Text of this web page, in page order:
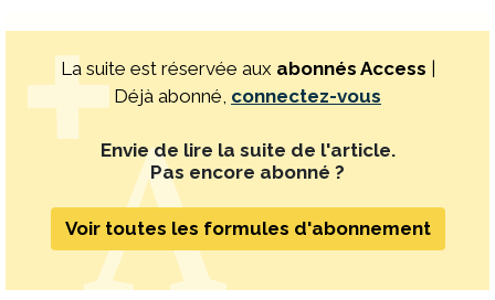
La suite est réservée aux abonnés Access |
Déjà abonné, connectez-vous
Envie de lire la suite de l'article.
Pas encore abonné ?
Voir toutes les formules d'abonnement